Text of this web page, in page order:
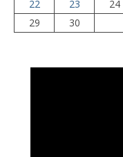
22
23 24
29
30